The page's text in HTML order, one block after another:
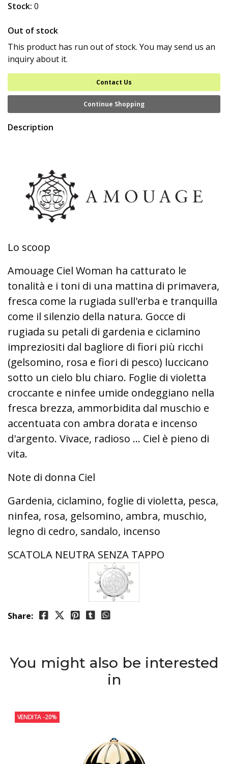
Stock: 0
Out of stock
This product has run out of stock. You may send us an
inquiry about it.
Contact Us
Continue Shopping
Description
Lo scoop
Amouage Ciel Woman ha catturato le
tonalità e i toni di una mattina di primavera,
fresca come la rugiada sull'erba e tranquilla
come il silenzio della natura. Gocce di
rugiada su petali di gardenia e ciclamino
impreziositi dal bagliore di fiori più ricchi
(gelsomino, rosa e fiori di pesco) luccicano
sotto un cielo blu chiaro. Foglie di violetta
croccante e ninfee umide ondeggiano nella
fresca brezza, ammorbidita dal muschio e
accentuata con ambra dorata e incenso
d'argento. Vivace, radioso ... Ciel è pieno di
vita.
Note di donna Ciel
Gardenia, ciclamino, foglie di violetta, pesca,
ninfea, rosa, gelsomino, ambra, muschio,
legno di cedro, sandalo, incenso
SCATOLA NEUTRA SENZA TAPPO
Share:
You might also be interested
in
VENDITA -20%